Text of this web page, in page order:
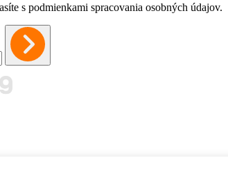
s podmienkami spracovania osobných údajov.